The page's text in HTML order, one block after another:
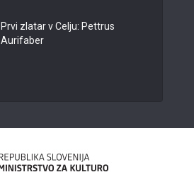
Prvi zlatar v Celju: Pettrus
Aurifaber